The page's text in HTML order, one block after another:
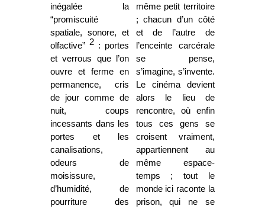
inégalée la
“promiscuité
spatiale, sonore, et
olfactive”2 : portes
et verrous que l’on
ouvre et ferme en
permanence, cris
de jour comme de
nuit, coups
incessants dans les
portes et les
canalisations,
odeurs de
moisissure,
d’humidité, de
pourriture des
même petit territoire
; chacun d’un côté
et de l’autre de
l’enceinte carcérale
se pense,
s’imagine, s’invente.
Le cinéma devient
alors le lieu de
rencontre, où enfin
tous ces gens se
croisent vraiment,
appartiennent au
même espace-
temps ; tout le
monde ici raconte la
prison, qui ne se